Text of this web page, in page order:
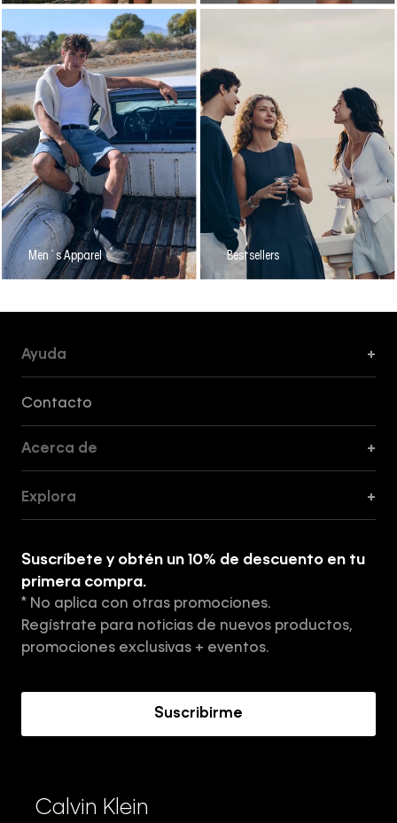
Men´s Apparel Bestsellers
Ayuda +
Contacto
Acerca de +
Tiendas
Aviso de privacidad
Términos y Condiciones
Explora +
Suscríbete y obtén un 10% de descuento en tu
primera compra.
* No aplica con otras promociones.
Regístrate para noticias de nuevos productos,
promociones exclusivas + eventos.
Suscribirme
Calvin Klein